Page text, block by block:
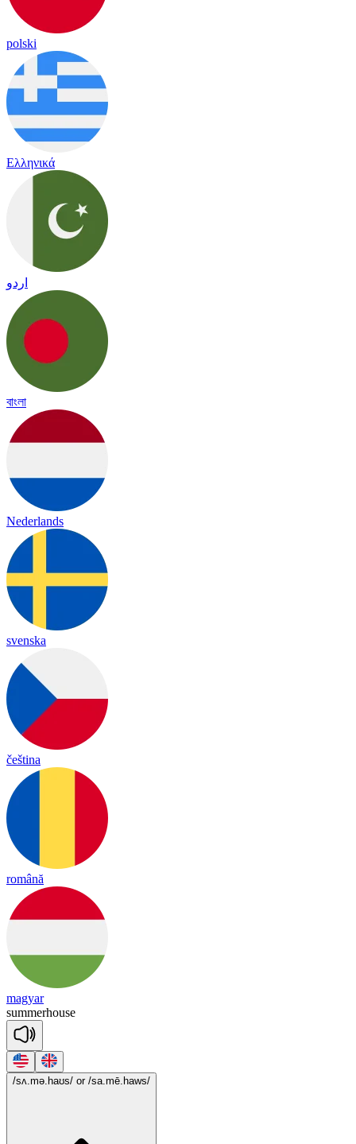
polski
Ελληνικά
اردو
বাংলা
Nederlands
svenska
čeština
română
magyar
summerhouse
/sʌ.mə.haʊs/ or /sa.mē.haws/